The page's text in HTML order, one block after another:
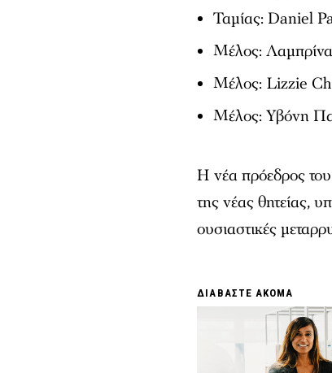
Ταμίας: Daniel
Μέλος:
Μέλος: Lizzie
Μέλος: Υβόνη
Η νέα πρόεδρος
της νέας θητείας,
ουσιαστικές
ΔΙΑΒΑΣΤΕ ΑΚΟΜΑ